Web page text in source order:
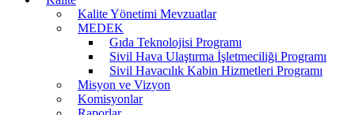
Kalite Yönetimi Mevzuatlar
MEDEK
Gıda Teknolojisi Programı
Sivil Hava Ulaştırma İşletmeciliği Programı
Sivil Havacılık Kabin Hizmetleri Programı
Misyon ve Vizyon
Komisyonlar